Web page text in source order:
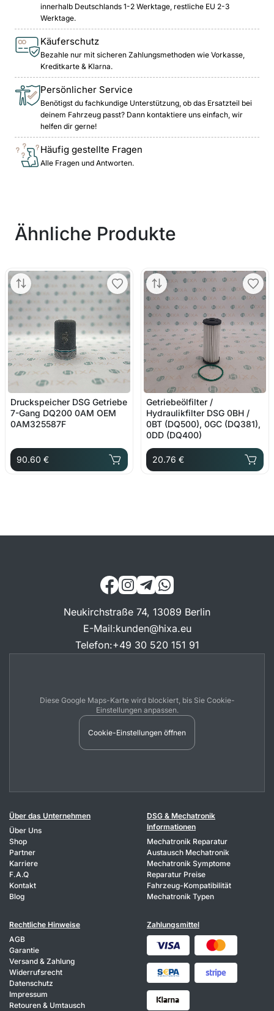
innerhalb Deutschlands 1-2 Werktage, restliche EU 2-3
Werktage.
Käuferschutz
Bezahle nur mit sicheren Zahlungsmethoden wie Vorkasse,
Kreditkarte & Klarna.
Persönlicher Service
Benötigst du fachkundige Unterstützung, ob das Ersatzteil bei
deinem Fahrzeug passt? Dann kontaktiere uns einfach, wir
helfen dir gerne!
Häufig gestellte Fragen
Alle Fragen und Antworten.
Ähnliche Produkte
Druckspeicher DSG Getriebe
7-Gang DQ200 0AM OEM
0AM325587F
90.60 €
Getriebeölfilter /
Hydraulikfilter DSG 0BH /
0BT (DQ500), 0GC (DQ381),
0DD (DQ400)
20.76 €
Neukirchstraße 74, 13089 Berlin
E-Mail:kunden@hixa.eu
Telefon:+49 30 520 151 91
Diese Google Maps-Karte wird blockiert, bis Sie Cookie-
Einstellungen anpassen.
Cookie-Einstellungen öffnen
Über das Unternehmen
Über Uns
Shop
Partner
Karriere
F.A.Q
Kontakt
Blog
DSG & Mechatronik
Informationen
Mechatronik Reparatur
Austausch Mechatronik
Mechatronik Symptome
Reparatur Preise
Fahrzeug-Kompatibilität
Mechatronik Typen
Rechtliche Hinweise
AGB
Garantie
Versand & Zahlung
Widerrufsrecht
Datenschutz
Impressum
Retouren & Umtausch
Zahlungsmittel